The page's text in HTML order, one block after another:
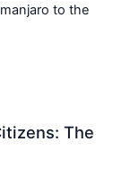
to the
The